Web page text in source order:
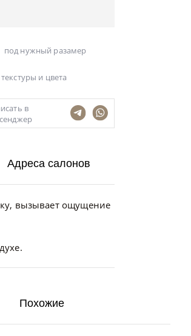
под нужный разамер
и цвета
в
вызывает ощущение
Адреса салонов
Похожие